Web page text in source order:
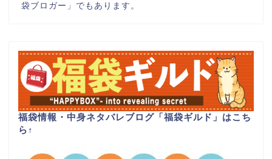
袋ブロガー」でもあります。
福袋情報・中身ネタバレブログ「福袋ギルド」はこち
ら ↑